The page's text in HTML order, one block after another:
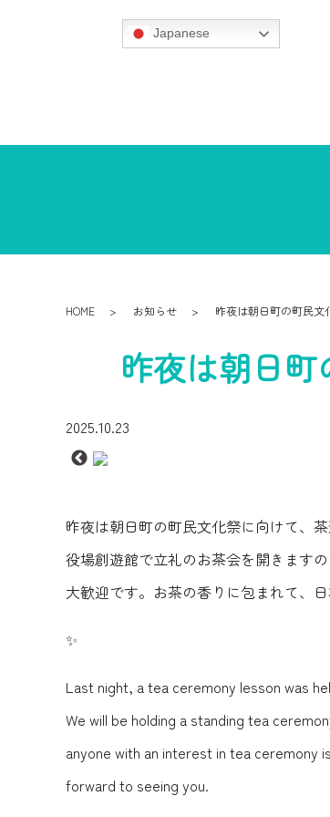
Japanese
HOME お知らせ 昨夜は朝日町の町民文
昨夜は朝日
2025.10.23
昨夜は朝日町の町民文化祭に向けて、
役場創遊館で立礼のお茶会を開きます
大歓迎です。お茶の香りに包まれて、
✨
Last night, a tea ceremony lesson was
We will be holding a standing tea
anyone with an interest in tea ceremony
forward to seeing you.